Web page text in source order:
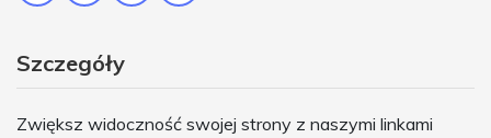
Szczegóły
Zwiększ widoczność swojej strony z naszymi linkami